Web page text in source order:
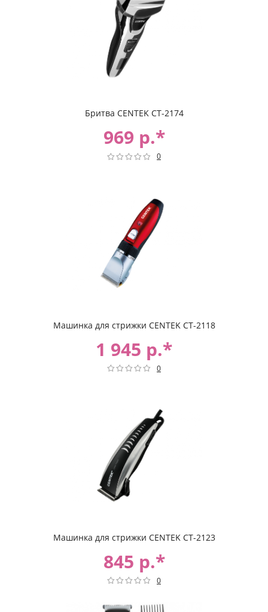
Бритва CENTEK CT-2174
969 р.*
0
Машинка для стрижки CENTEK CT-2118
1 945 р.*
0
Машинка для стрижки CENTEK CT-2123
845 р.*
0